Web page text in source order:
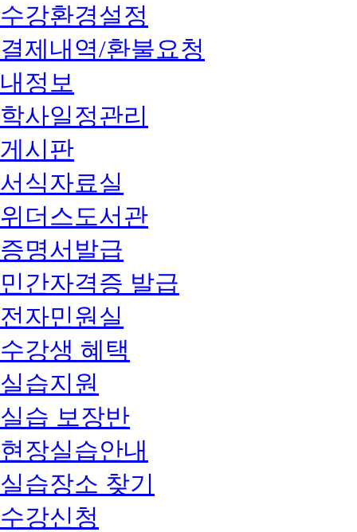
수강환경설정
결제내역/환불요청
내정보
학사일정관리
게시판
서식자료실
위더스도서관
증명서발급
민간자격증 발급
전자민원실
수강생 혜택
실습지원
실습 보장반
현장실습안내
실습장소 찾기
수강신청